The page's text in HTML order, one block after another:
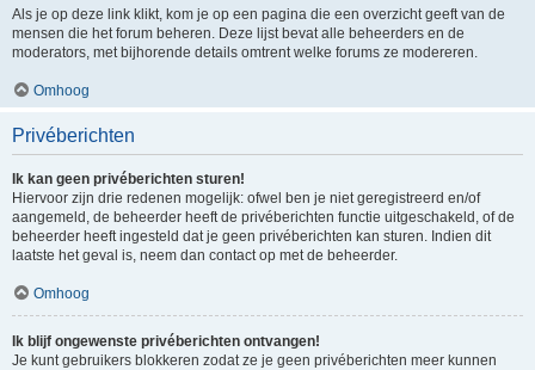
Als je op deze link klikt, kom je op een pagina die een overzicht geeft van de
mensen die het forum beheren. Deze lijst bevat alle beheerders en de
moderators, met bijhorende details omtrent welke forums ze modereren.
Omhoog
Privéberichten
Ik kan geen privéberichten sturen!
Hiervoor zijn drie redenen mogelijk: ofwel ben je niet geregistreerd en/of
aangemeld, de beheerder heeft de privéberichten functie uitgeschakeld, of de
beheerder heeft ingesteld dat je geen privéberichten kan sturen. Indien dit
laatste het geval is, neem dan contact op met de beheerder.
Omhoog
Ik blijf ongewenste privéberichten ontvangen!
Je kunt gebruikers blokkeren zodat ze je geen privéberichten meer kunnen